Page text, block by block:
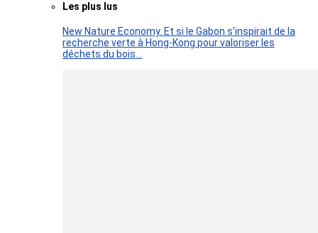
Les plus lus
New Nature Economy. Et si le Gabon s’inspirait de la
recherche verte à Hong-Kong pour valoriser les
déchets du bois…